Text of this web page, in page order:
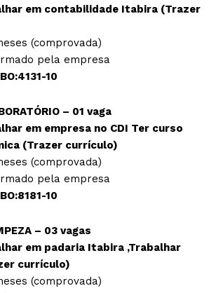
em contabilidade Itabira (Trazer
(comprovada)
pela empresa
10
– 01 vaga
em empresa no CDI Ter curso
(Trazer currículo)
(comprovada)
pela empresa
10
– 03 vagas
em padaria Itabira ,Trabalhar
currículo)
(comprovada)